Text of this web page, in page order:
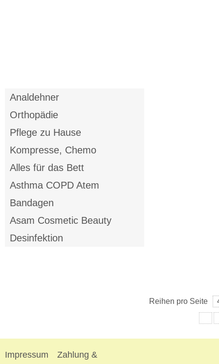
Analdehner
Orthopädie
Pflege zu Hause
Kompresse, Chemo
Alles für das Bett
Asthma COPD Atem
Bandagen
Asam Cosmetic Beauty
Desinfektion
Reihen pro Seite
Impressum
Zahlung &